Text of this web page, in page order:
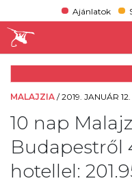
Ajánlatok
MALAJZIA /2019. JANUÁR
10 nap
Budapestről
hotellel: